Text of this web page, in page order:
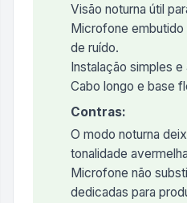
Visão noturna útil
Microfone
de ruído.
Instalação simples
Cabo longo e base
Contras:
O modo noturna
tonalidade
Microfone não
dedicadas para